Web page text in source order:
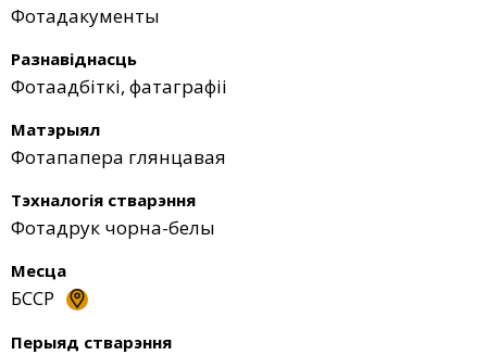
Фотадакументы
Разнавіднасць
Фотаадбіткі, фатаграфіі
Матэрыял
Фотапапера глянцавая
Тэхналогія стварэння
Фотадрук чорна-белы
Месца
БССP
Перыяд стварэння